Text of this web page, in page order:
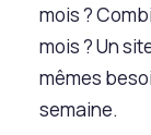
mois ?
mois ? Un
mêmes
semaine.